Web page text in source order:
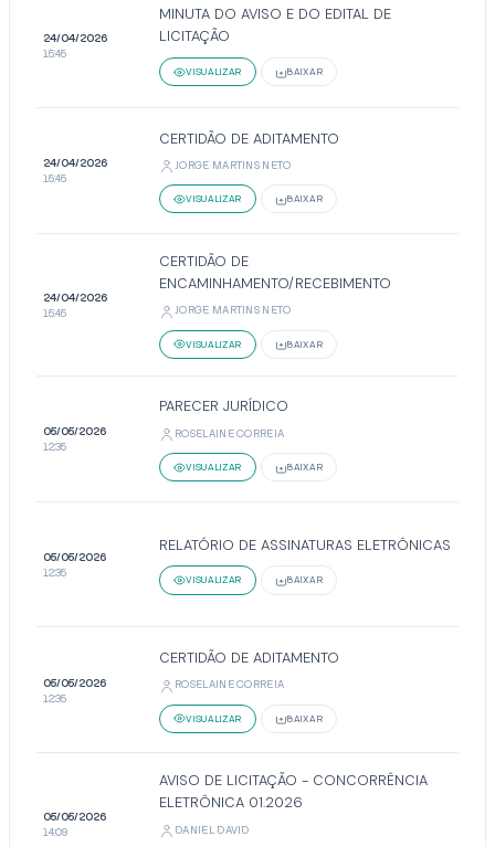
24/04/2026
15:45
MINUTA DO AVISO E DO EDITAL DE
LICITAÇÃO
VISUALIZAR BAIXAR
24/04/2026
15:45
CERTIDÃO DE ADITAMENTO
JORGE MARTINS NETO
VISUALIZAR BAIXAR
24/04/2026
15:45
CERTIDÃO DE
ENCAMINHAMENTO/RECEBIMENTO
JORGE MARTINS NETO
VISUALIZAR BAIXAR
05/05/2026
12:35
PARECER JURÍDICO
ROSELAINE CORREIA
VISUALIZAR BAIXAR
05/05/2026
12:35
RELATÓRIO DE ASSINATURAS ELETRÔNICAS
VISUALIZAR BAIXAR
05/05/2026
12:35
CERTIDÃO DE ADITAMENTO
ROSELAINE CORREIA
VISUALIZAR BAIXAR
05/05/2026
14:09
AVISO DE LICITAÇÃO - CONCORRÊNCIA
ELETRÔNICA 01.2026
DANIEL DAVID